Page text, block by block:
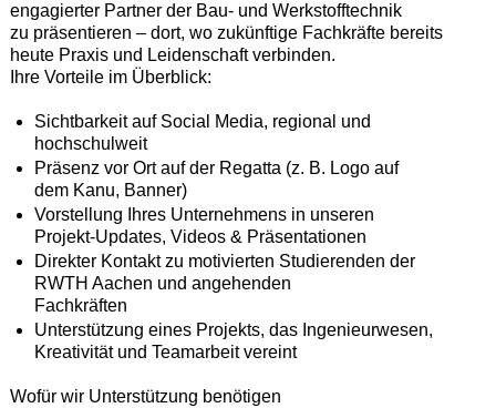
engagierter Partner der Bau- und Werkstofftechnik
zu präsentieren – dort, wo zukünftige Fachkräfte bereits
heute Praxis und Leidenschaft verbinden.
Ihre Vorteile im Überblick:
Sichtbarkeit auf Social Media, regional und
hochschulweit
Präsenz vor Ort auf der Regatta (z. B. Logo auf
dem Kanu, Banner)
Vorstellung Ihres Unternehmens in unseren
Projekt-Updates, Videos & Präsentationen
Direkter Kontakt zu motivierten Studierenden der
RWTH Aachen und angehenden
Fachkräften
Unterstützung eines Projekts, das Ingenieurwesen,
Kreativität und Teamarbeit vereint
Wofür wir Unterstützung benötigen